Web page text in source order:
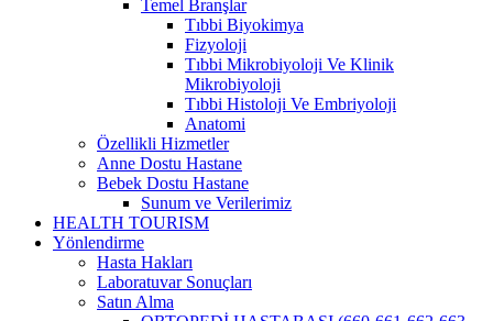
Temel Branşlar
Tıbbi Biyokimya
Fizyoloji
Tıbbi Mikrobiyoloji Ve Klinik
Mikrobiyoloji
Tıbbi Histoloji Ve Embriyoloji
Anatomi
Özellikli Hizmetler
Anne Dostu Hastane
Bebek Dostu Hastane
Sunum ve Verilerimiz
HEALTH TOURISM
Yönlendirme
Hasta Hakları
Laboratuvar Sonuçları
Satın Alma